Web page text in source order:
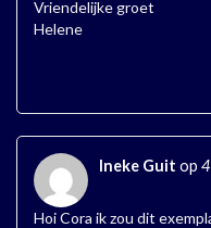
Vriendelijke groet
Helene
Ineke Guit op
Hoi Cora ik zou dit